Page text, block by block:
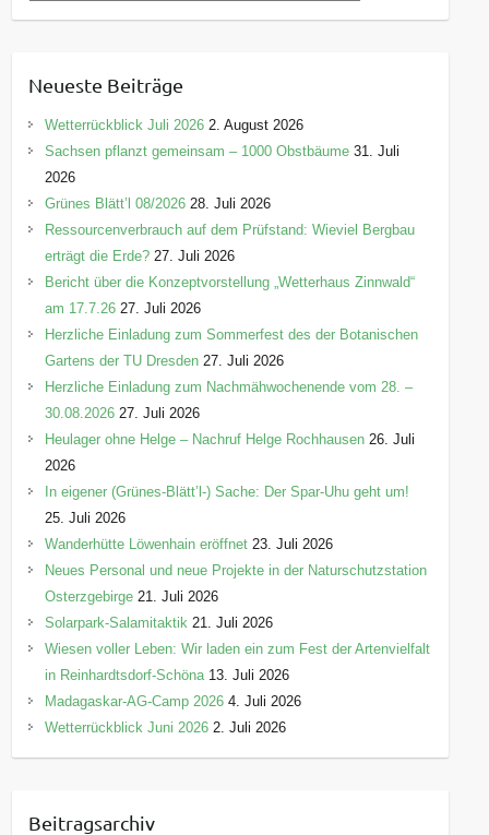
a
g
o
r
e
n
Neueste Beiträge
Wetterrückblick Juli 2026 2. August 2026
Sachsen pflanzt gemeinsam – 1000 Obstbäume 31. Juli
2026
Grünes Blätt’l 08/2026 28. Juli 2026
Ressourcenverbrauch auf dem Prüfstand: Wieviel Bergbau
erträgt die Erde? 27. Juli 2026
Bericht über die Konzeptvorstellung „Wetterhaus Zinnwald“
am 17.7.26 27. Juli 2026
Herzliche Einladung zum Sommerfest des der Botanischen
Gartens der TU Dresden 27. Juli 2026
Herzliche Einladung zum Nachmähwochenende vom 28. –
30.08.2026 27. Juli 2026
Heulager ohne Helge – Nachruf Helge Rochhausen 26. Juli
2026
In eigener (Grünes-Blätt’l-) Sache: Der Spar-Uhu geht um!
25. Juli 2026
Wanderhütte Löwenhain eröffnet 23. Juli 2026
Neues Personal und neue Projekte in der Naturschutzstation
Osterzgebirge 21. Juli 2026
Solarpark-Salamitaktik 21. Juli 2026
Wiesen voller Leben: Wir laden ein zum Fest der Artenvielfalt
in Reinhardtsdorf-Schöna 13. Juli 2026
Madagaskar-AG-Camp 2026 4. Juli 2026
Wetterrückblick Juni 2026 2. Juli 2026
Beitragsarchiv